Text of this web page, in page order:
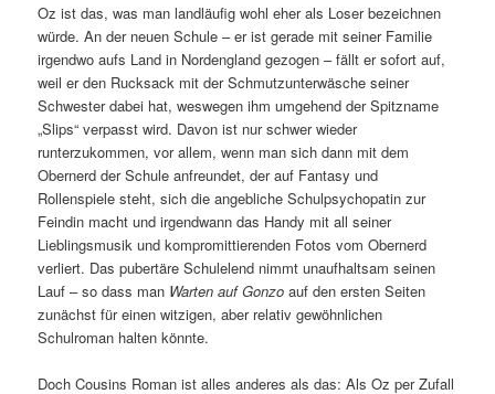
Oz ist das, was man landläufig wohl eher als Loser bezeichnen
würde. An der neuen Schule – er ist gerade mit seiner Familie
irgendwo aufs Land in Nordengland gezogen – fällt er sofort auf,
weil er den Rucksack mit der Schmutzunterwäsche seiner
Schwester dabei hat, weswegen ihm umgehend der Spitzname
„Slips“ verpasst wird. Davon ist nur schwer wieder
runterzukommen, vor allem, wenn man sich dann mit dem
Obernerd der Schule anfreundet, der auf Fantasy und
Rollenspiele steht, sich die angebliche Schulpsychopatin zur
Feindin macht und irgendwann das Handy mit all seiner
Lieblingsmusik und kompromittierenden Fotos vom Obernerd
verliert. Das pubertäre Schulelend nimmt unaufhaltsam seinen
Lauf – so dass man Warten auf Gonzo auf den ersten Seiten
zunächst für einen witzigen, aber relativ gewöhnlichen
Schulroman halten könnte.
Doch Cousins Roman ist alles anderes als das: Als Oz per Zufall